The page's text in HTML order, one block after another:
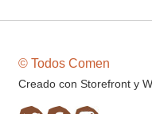
© Todos Comen
Creado con Storefront y